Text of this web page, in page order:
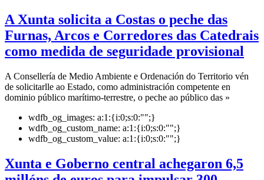
A Xunta solicita a Costas o peche das
Furnas, Arcos e Corredores das Catedrais
como medida de seguridade provisional
A Consellería de Medio Ambiente e Ordenación do Territorio vén
de solicitarlle ao Estado, como administración competente en
dominio público marítimo-terrestre, o peche ao público das »
wdfb_og_images: a:1:{i:0;s:0:"";}
wdfb_og_custom_name: a:1:{i:0;s:0:"";}
wdfb_og_custom_value: a:1:{i:0;s:0:"";}
Xunta e Goberno central achegaron 6,5